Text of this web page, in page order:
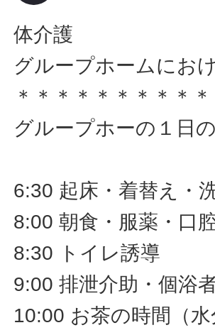
体介護
グループホームにお
＊＊＊＊＊＊＊＊＊＊
グループホーの１日
6:30 起床・着替え・
8:00 朝食・服薬・口
8:30 トイレ誘導
9:00 排泄介助・個浴
10:00 お茶の時間（